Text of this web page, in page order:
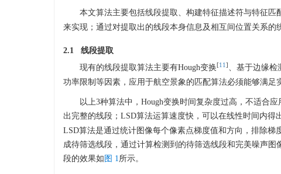
本文算法主要包括线段提取、构建特征描述符与特征匹
来实现；通过对提取出的线段本身信息及相互间位置关系的
2.1 线段提取
现有的线段提取算法主要有Hough变换[11 ] 、基于边缘检
功率限制等因素，应用于航空景象的匹配算法必须能够满足
以上3种算法中，Hough变换时间复杂度过高，不适合
出完整的线段；LSD算法运算速度快，可以在线性时间内
LSD算法是通过统计图像每个像素点梯度值和方向，排除
成待筛选线段，通过计算检测到的待筛选线段和完美噪声
段的效果如 图 1所示。